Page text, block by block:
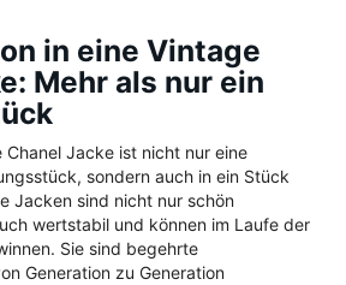
in eine Vintage
Mehr als nur ein
Chanel Jacke ist nicht nur eine
sondern auch in ein Stück
Jacken sind nicht nur schön
wertstabil und können im Laufe der
Sie sind begehrte
Generation zu Generation